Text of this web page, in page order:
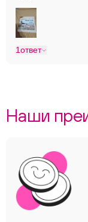
1ответ
Наши